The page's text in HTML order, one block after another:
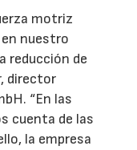
motriz
nuestro
reducción de
director
“En las
cuenta de las
la empresa